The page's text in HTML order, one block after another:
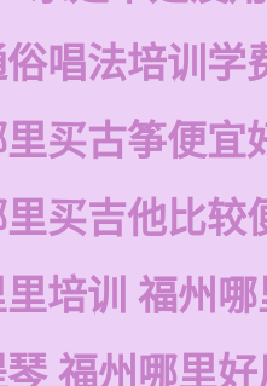
唱法培训学
买古筝便宜
买吉他比较
培训 福州
福州哪里